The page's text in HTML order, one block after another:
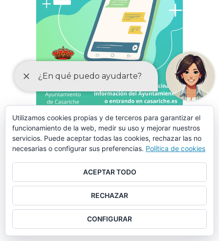
LA CORRESPONSABILIDADESTÁ EN TU MANO
ANUNCIO: Programa de Cooperación de Inversiones y
Servicios – PLAN CONTIGO
POLÍTICA DE CALIDAD: EDIFICIO DE FORMACIÓN-
Utilizamos cookies propias y de terceros para garantizar el
funcionamiento de la web, medir su uso y mejorar nuestros
servicios. Puede aceptar todas las cookies, rechazar las no
necesarias o configurar sus preferencias. Política de cookies
ACEPTAR TODO
RECHAZAR
CONFIGURAR